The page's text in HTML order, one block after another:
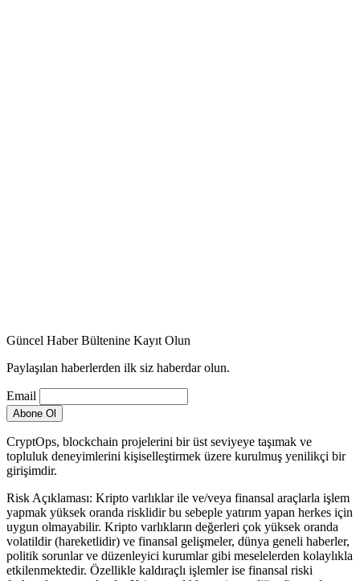
Güncel Haber Bültenine Kayıt Olun
Paylaşılan haberlerden ilk siz haberdar olun.
Email
CryptOps, blockchain projelerini bir üst seviyeye taşımak ve
topluluk deneyimlerini kişiselleştirmek üzere kurulmuş yenilikçi bir
girişimdir.
Risk Açıklaması: Kripto varlıklar ile ve/veya finansal araçlarla işlem
yapmak yüksek oranda risklidir bu sebeple yatırım yapan herkes için
uygun olmayabilir. Kripto varlıkların değerleri çok yüksek oranda
volatildir (hareketlidir) ve finansal gelişmeler, dünya geneli haberler,
politik sorunlar ve düzenleyici kurumlar gibi meselelerden kolaylıkla
etkilenmektedir. Özellikle kaldıraçlı işlemler ise finansal riski